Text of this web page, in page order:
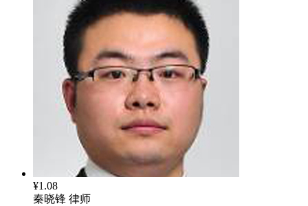
¥1.08
秦晓锋 律师